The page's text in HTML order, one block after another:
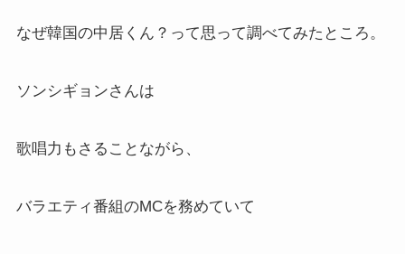
なぜ韓国の中居くん？って思って調べてみたところ。
ソンシギョンさんは
歌唱力もさることながら、
バラエティ番組のMCを務めていて